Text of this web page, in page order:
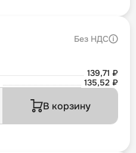
Без НДС
139,71 ₽
135,52 ₽
В корзину